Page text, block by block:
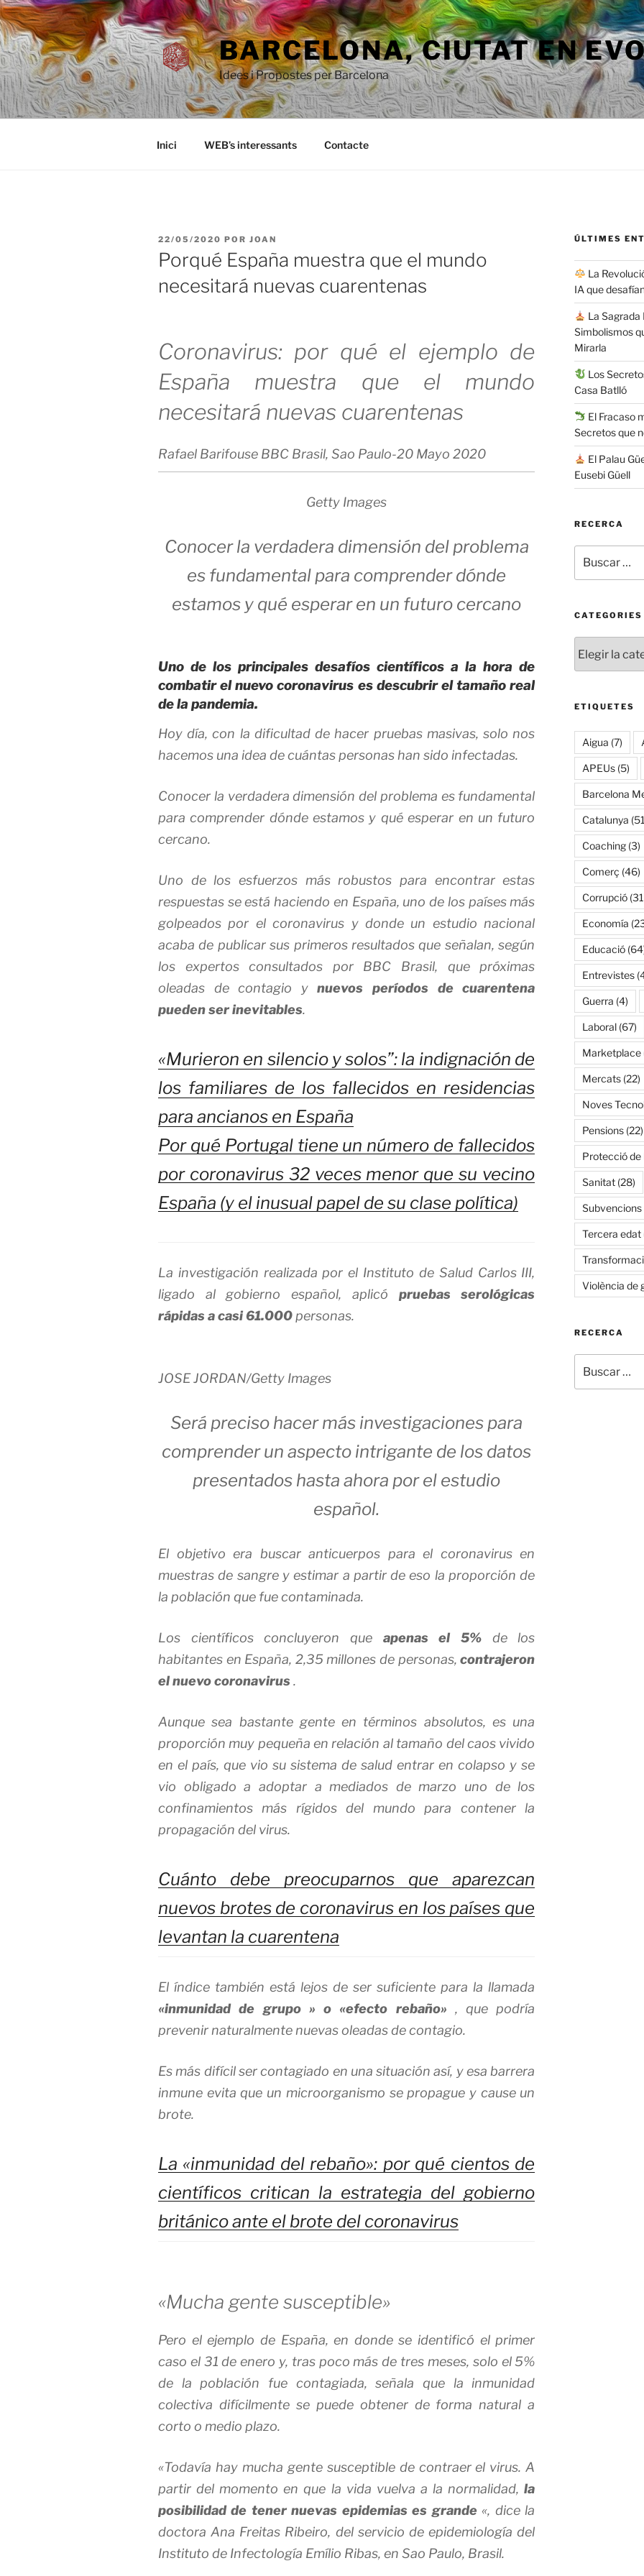
Saltar
al
contenido
BARCELONA, ​​CIUTAT EN
Idees i Propostes per Barcelona
Inici WEB’s interessants Contacte
PUBLICADO
EL
22/05/2020 POR JOAN
Porqué España muestra que el mundo
necesitará nuevas cuarentenas
Coronavirus: por qué el ejemplo de
España muestra que el mundo
necesitará nuevas cuarentenas
Rafael Barifouse BBC Brasil, Sao Paulo-20 Mayo 2020
Getty Images
Conocer la verdadera dimensión del problema
es fundamental para comprender dónde
estamos y qué esperar en un futuro cercano
Uno de los principales desafíos científicos a la hora de
combatir el nuevo coronavirus es descubrir el tamaño real
de la pandemia.
Hoy día, con la dificultad de hacer pruebas masivas, solo nos
hacemos una idea de cuántas personas han sido infectadas.
Conocer la verdadera dimensión del problema es fundamental
para comprender dónde estamos y qué esperar en un futuro
cercano.
Uno de los esfuerzos más robustos para encontrar estas
respuestas se está haciendo en España, uno de los países más
golpeados por el coronavirus y donde un estudio nacional
acaba de publicar sus primeros resultados que señalan, según
los expertos consultados por BBC Brasil, que próximas
oleadas de contagio ynuevos períodos de cuarentena
pueden ser inevitables.
«Murieron en silencio y solos”: la indignación de
los familiares de los fallecidos en residencias
para ancianos en España
Por qué Portugal tiene un número de fallecidos
por coronavirus 32 veces menor que su vecino
España (y el inusual papel de su clase política)
La investigación realizada por el Instituto de Salud Carlos III,
ligado al gobierno español, aplicó pruebas serológicas
rápidas a casi 61.000personas.
JOSE JORDAN/Getty Images
Será preciso hacer más investigaciones para
comprender un aspecto intrigante de los datos
presentados hasta ahora por el estudio
español.
El objetivo era buscar anticuerpos para el coronavirus en
muestras de sangre y estimar a partir de eso la proporción de
la población que fue contaminada.
Los científicos concluyeron que apenas el 5% de los
habitantes en España, 2,35 millones de personas,contrajeron
el nuevo coronavirus .
Aunque sea bastante gente en términos absolutos, es una
proporción muy pequeña en relación al tamaño del caos vivido
en el país, que vio su sistema de salud entrar en colapso y se
vio obligado a adoptar a mediados de marzo uno de los
confinamientos más rígidos del mundo para contener la
propagación del virus.
Cuánto debe preocuparnos que aparezcan
nuevos brotes de coronavirus en los países que
levantan la cuarentena
El índice también está lejos de ser suficiente para la llamada
«inmunidadde grupo » o «efecto rebaño» , que podría
prevenir naturalmente nuevas oleadas de contagio.
Es más difícil ser contagiado en una situación así, y esa barrera
inmune evita que un microorganismo se propague y cause un
brote.
La «inmunidad del rebaño»: por qué cientos de
científicos critican la estrategia del gobierno
británico ante el brote del coronavirus
«Mucha gente susceptible»
Pero el ejemplo de España, en donde se identificó el primer
caso el 31 de enero y, tras poco más de tres meses, solo el 5%
de la población fue contagiada, señala que la inmunidad
colectiva difícilmente se puede obtener de forma natural a
corto o medio plazo.
«Todavía hay mucha gente susceptible de contraer el virus. A
partir del momento en que la vida vuelva a la normalidad,la
posibilidad de tener nuevas epidemias es grande«, dice la
doctora Ana Freitas Ribeiro, del servicio de epidemiología del
Instituto de Infectología Emílio Ribas, en Sao Paulo, Brasil.
ÚLTIMES
La
IA que
La Sagrada
Simbolismos
Mirarla
Los
Casa Batlló
El Fracaso
Secretos que
El Palau
Eusebi Güell
RECERCA
por:
CATEGORIES
ETIQUETES
Aigua (7)
APEUs(5)
Barcelona
Catalunya
Coaching(3)
Comerç (46)
Corrupció
Economía
Educació
Entrevistes
Guerra (4)
Laboral(67)
Marketplace
Mercats(22)
Noves
Pensions(22)
Protecció de
Sanitat(28)
Subvencions
Tercera edat
Violència de
RECERCA
por: